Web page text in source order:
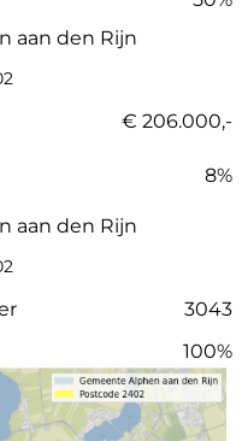
aan den Rijn
€ 206.000,-
8%
aan den Rijn
3043
100%